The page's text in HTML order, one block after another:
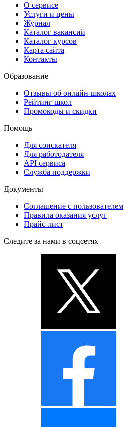
О сервисе
Услуги и цены
Журнал
Каталог вакансий
Каталог курсов
Карта сайта
Контакты
Образование
Отзывы об онлайн-школах
Рейтинг школ
Промокоды и скидки
Помощь
Для соискателя
Для работодателя
API сервиса
Служба поддержки
Документы
Соглашение с пользователем
Правила оказания услуг
Прайс-лист
Следите за нами в соцсетях